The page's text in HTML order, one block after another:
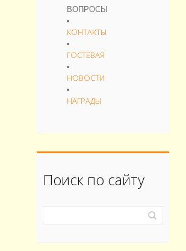
ВОПРОСЫ
КОНТАКТЫ
ГОСТЕВАЯ
НОВОСТИ
НАГРАДЫ
Поиск по сайту